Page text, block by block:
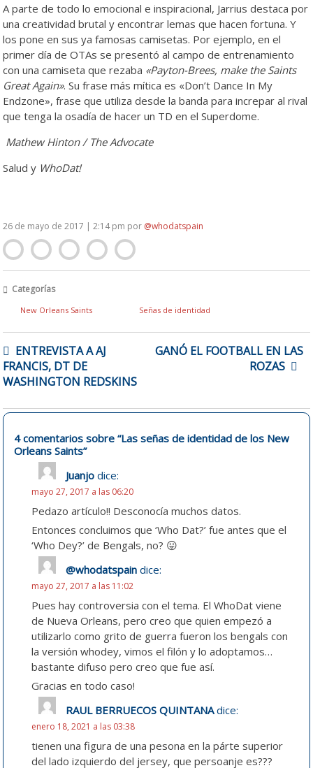
A parte de todo lo emocional e inspiracional, Jarrius destaca por
una creatividad brutal y encontrar lemas que hacen fortuna. Y
los pone en sus ya famosas camisetas. Por ejemplo, en el
primer día de OTAs se presentó al campo de entrenamiento
con una camiseta que rezaba «Payton-Brees, make the Saints
Great Again». Su frase más mítica es «Don’t Dance In My
Endzone», frase que utiliza desde la banda para increpar al rival
que tenga la osadía de hacer un TD en el Superdome.
Mathew Hinton / The Advocate
Salud y WhoDat!
26 de mayo de 2017 | 2:14 pm por @whodatspain
Categorías
New Orleans Saints Señas de identidad
DE
ENTRADAS
ENTREVISTA A AJ
FRANCIS, DT DE
WASHINGTON REDSKINS
GANÓ EL FOOTBALL EN LAS
ROZAS
4 comentarios sobre “Las señas de identidad de los New
Orleans Saints”
Juanjo dice:
mayo 27, 2017 a las 06:20
Pedazo artículo!! Desconocía muchos datos.
Entonces concluimos que ‘Who Dat?’ fue antes que el
‘Who Dey?’ de Bengals, no? 😛
@whodatspain dice:
mayo 27, 2017 a las 11:02
Pues hay controversia con el tema. El WhoDat viene
de Nueva Orleans, pero creo que quien empezó a
utilizarlo como grito de guerra fueron los bengals con
la versión whodey, vimos el filón y lo adoptamos…
bastante difuso pero creo que fue así.
Gracias en todo caso!
RAUL BERRUECOS QUINTANA dice:
enero 18, 2021 a las 03:38
tienen una figura de una pesona en la párte superior
del lado izquierdo del jersey, que persoanje es???